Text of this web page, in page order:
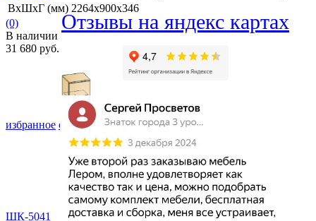
избранное сравнить
ВхШхГ (мм) 2264х900х346
(0)
В наличии
31 680 руб.
ШК-5041
Отзывы на яндекс картах